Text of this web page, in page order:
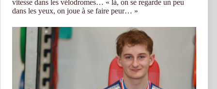
vitesse dans les vélodromes… « là, on se regarde un peu
dans les yeux, on joue à se faire peur… »